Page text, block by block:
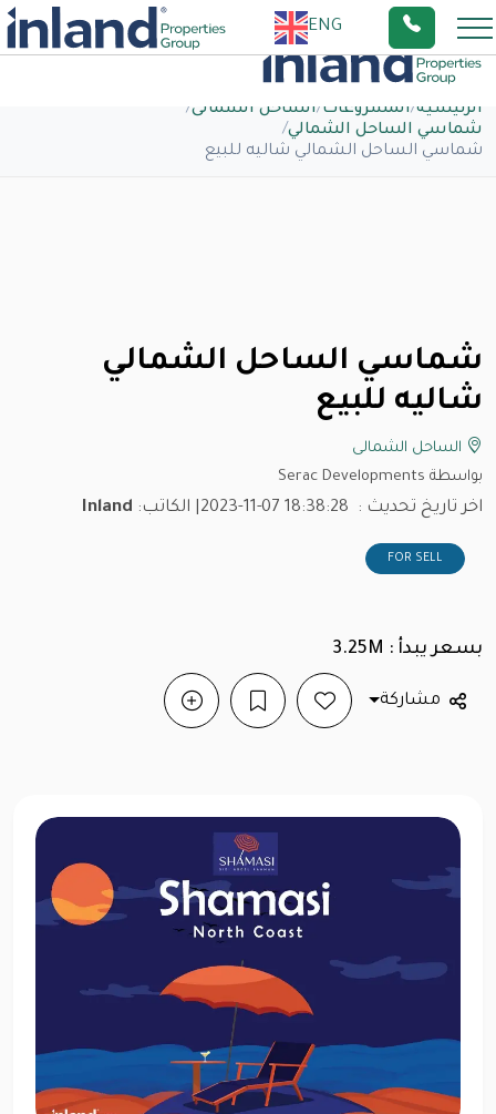
ENG
الرئيسية/المشروعات/الساحل الشمالى/
شماسي الساحل الشمالي/
شماسي الساحل الشمالي شاليه للبيع
شماسي الساحل الشمالي
شاليه للبيع
الساحل الشمالى
بواسطة Serac Developments
اخر تاريخ تحديث : 2023-11-07 18:38:28 | الكاتب: Inland
FOR SELL
بسعر يبدأ : 3.25M
مشاركة